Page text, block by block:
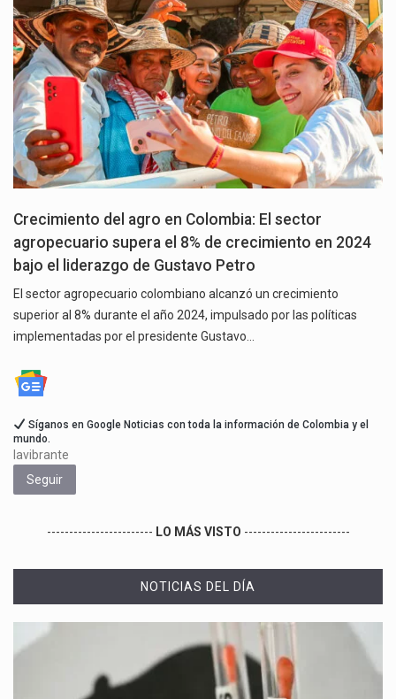
Crecimiento del agro en Colombia: El sector
agropecuario supera el 8% de crecimiento en 2024
bajo el liderazgo de Gustavo Petro
El sector agropecuario colombiano alcanzó un crecimiento
superior al 8% durante el año 2024, impulsado por las políticas
implementadas por el presidente Gustavo…
Síganos en Google Noticias con toda la información de Colombia y el
mundo.
lavibrante
Seguir
------------------------ LO MÁS VISTO ------------------------
NOTICIAS DEL DÍA